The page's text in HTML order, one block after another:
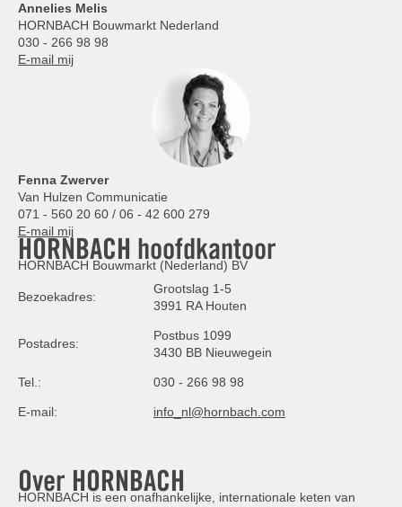
Annelies Melis
HORNBACH Bouwmarkt Nederland
030 - 266 98 98
E-mail mij
Fenna Zwerver
Van Hulzen Communicatie
071 - 560 20 60 / 06 - 42 600 279
E-mail mij
HORNBACH hoofdkantoor
HORNBACH Bouwmarkt (Nederland) BV
Bezoekadres:
Grootslag 1-5
3991 RA Houten
Postadres:
Postbus 1099
3430 BB Nieuwegein
Tel.: 030 - 266 98 98
E-mail: info_nl@hornbach.com
Over HORNBACH
HORNBACH is een onafhankelijke, internationale keten van